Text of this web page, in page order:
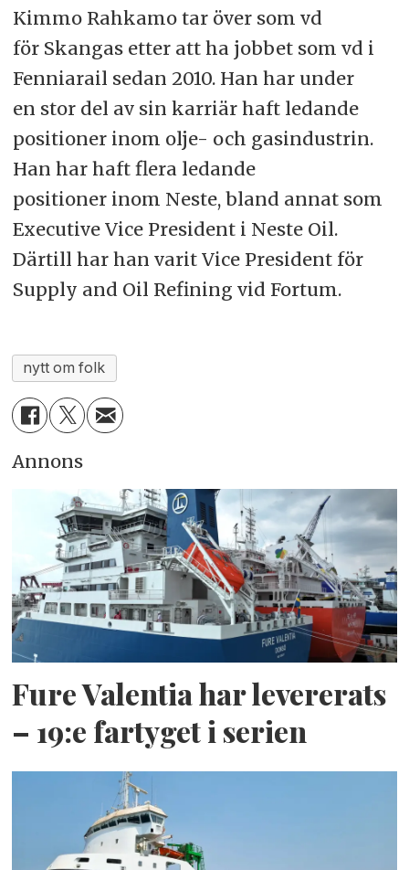
Kimmo Rahkamo tar över som vd
för Skangas etter att ha jobbet som vd i
Fenniarail sedan 2010. Han har under
en stor del av sin karriär haft ledande
positioner inom olje- och gasindustrin.
Han har haft flera ledande
positioner inom Neste, bland annat som
Executive Vice President i Neste Oil.
Därtill har han varit Vice President för
Supply and Oil Refining vid Fortum.
nytt om folk
Annons
Fure Valentia har levererats
– 19:e fartyget i serien